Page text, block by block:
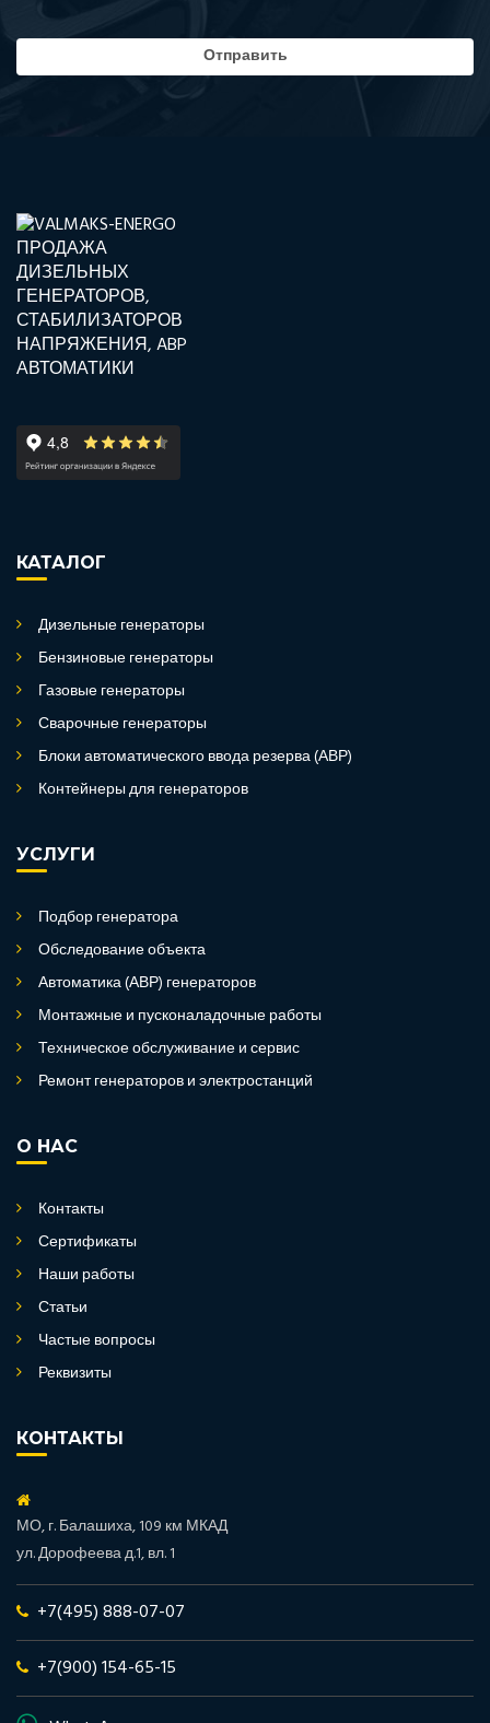
КАТАЛОГ
Дизельные генераторы
Бензиновые генераторы
Газовые генераторы
Сварочные генераторы
Блоки автоматического ввода резерва (АВР)
Контейнеры для генераторов
УСЛУГИ
Подбор генератора
Обследование объекта
Автоматика (АВР) генераторов
Монтажные и пусконаладочные работы
Техническое обслуживание и сервис
Ремонт генераторов и электростанций
О НАС
Контакты
Сертификаты
Наши работы
Статьи
Частые вопросы
Реквизиты
КОНТАКТЫ
МО, г. Балашиха, 109 км МКАД
ул. Дорофеева д.1, вл. 1
+7(495) 888-07-07
+7(900) 154-65-15